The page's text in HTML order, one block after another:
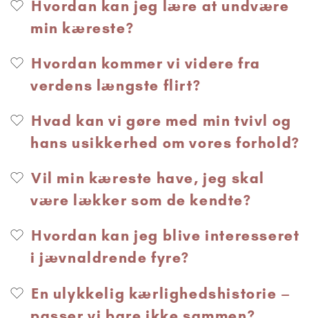
Hvordan kan jeg lære at undvære
min kæreste?
Hvordan kommer vi videre fra
verdens længste flirt?
Hvad kan vi gøre med min tvivl og
hans usikkerhed om vores forhold?
Vil min kæreste have, jeg skal
være lækker som de kendte?
Hvordan kan jeg blive interesseret
i jævnaldrende fyre?
En ulykkelig kærlighedshistorie –